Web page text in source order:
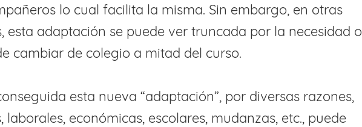
lo cual facilita la misma. Sin embargo, en otras
esta adaptación se puede ver truncada por la necesidad o
cambiar de colegio a mitad del curso.
esta nueva “adaptación”, por diversas razones,
laborales, económicas, escolares, mudanzas, etc., puede